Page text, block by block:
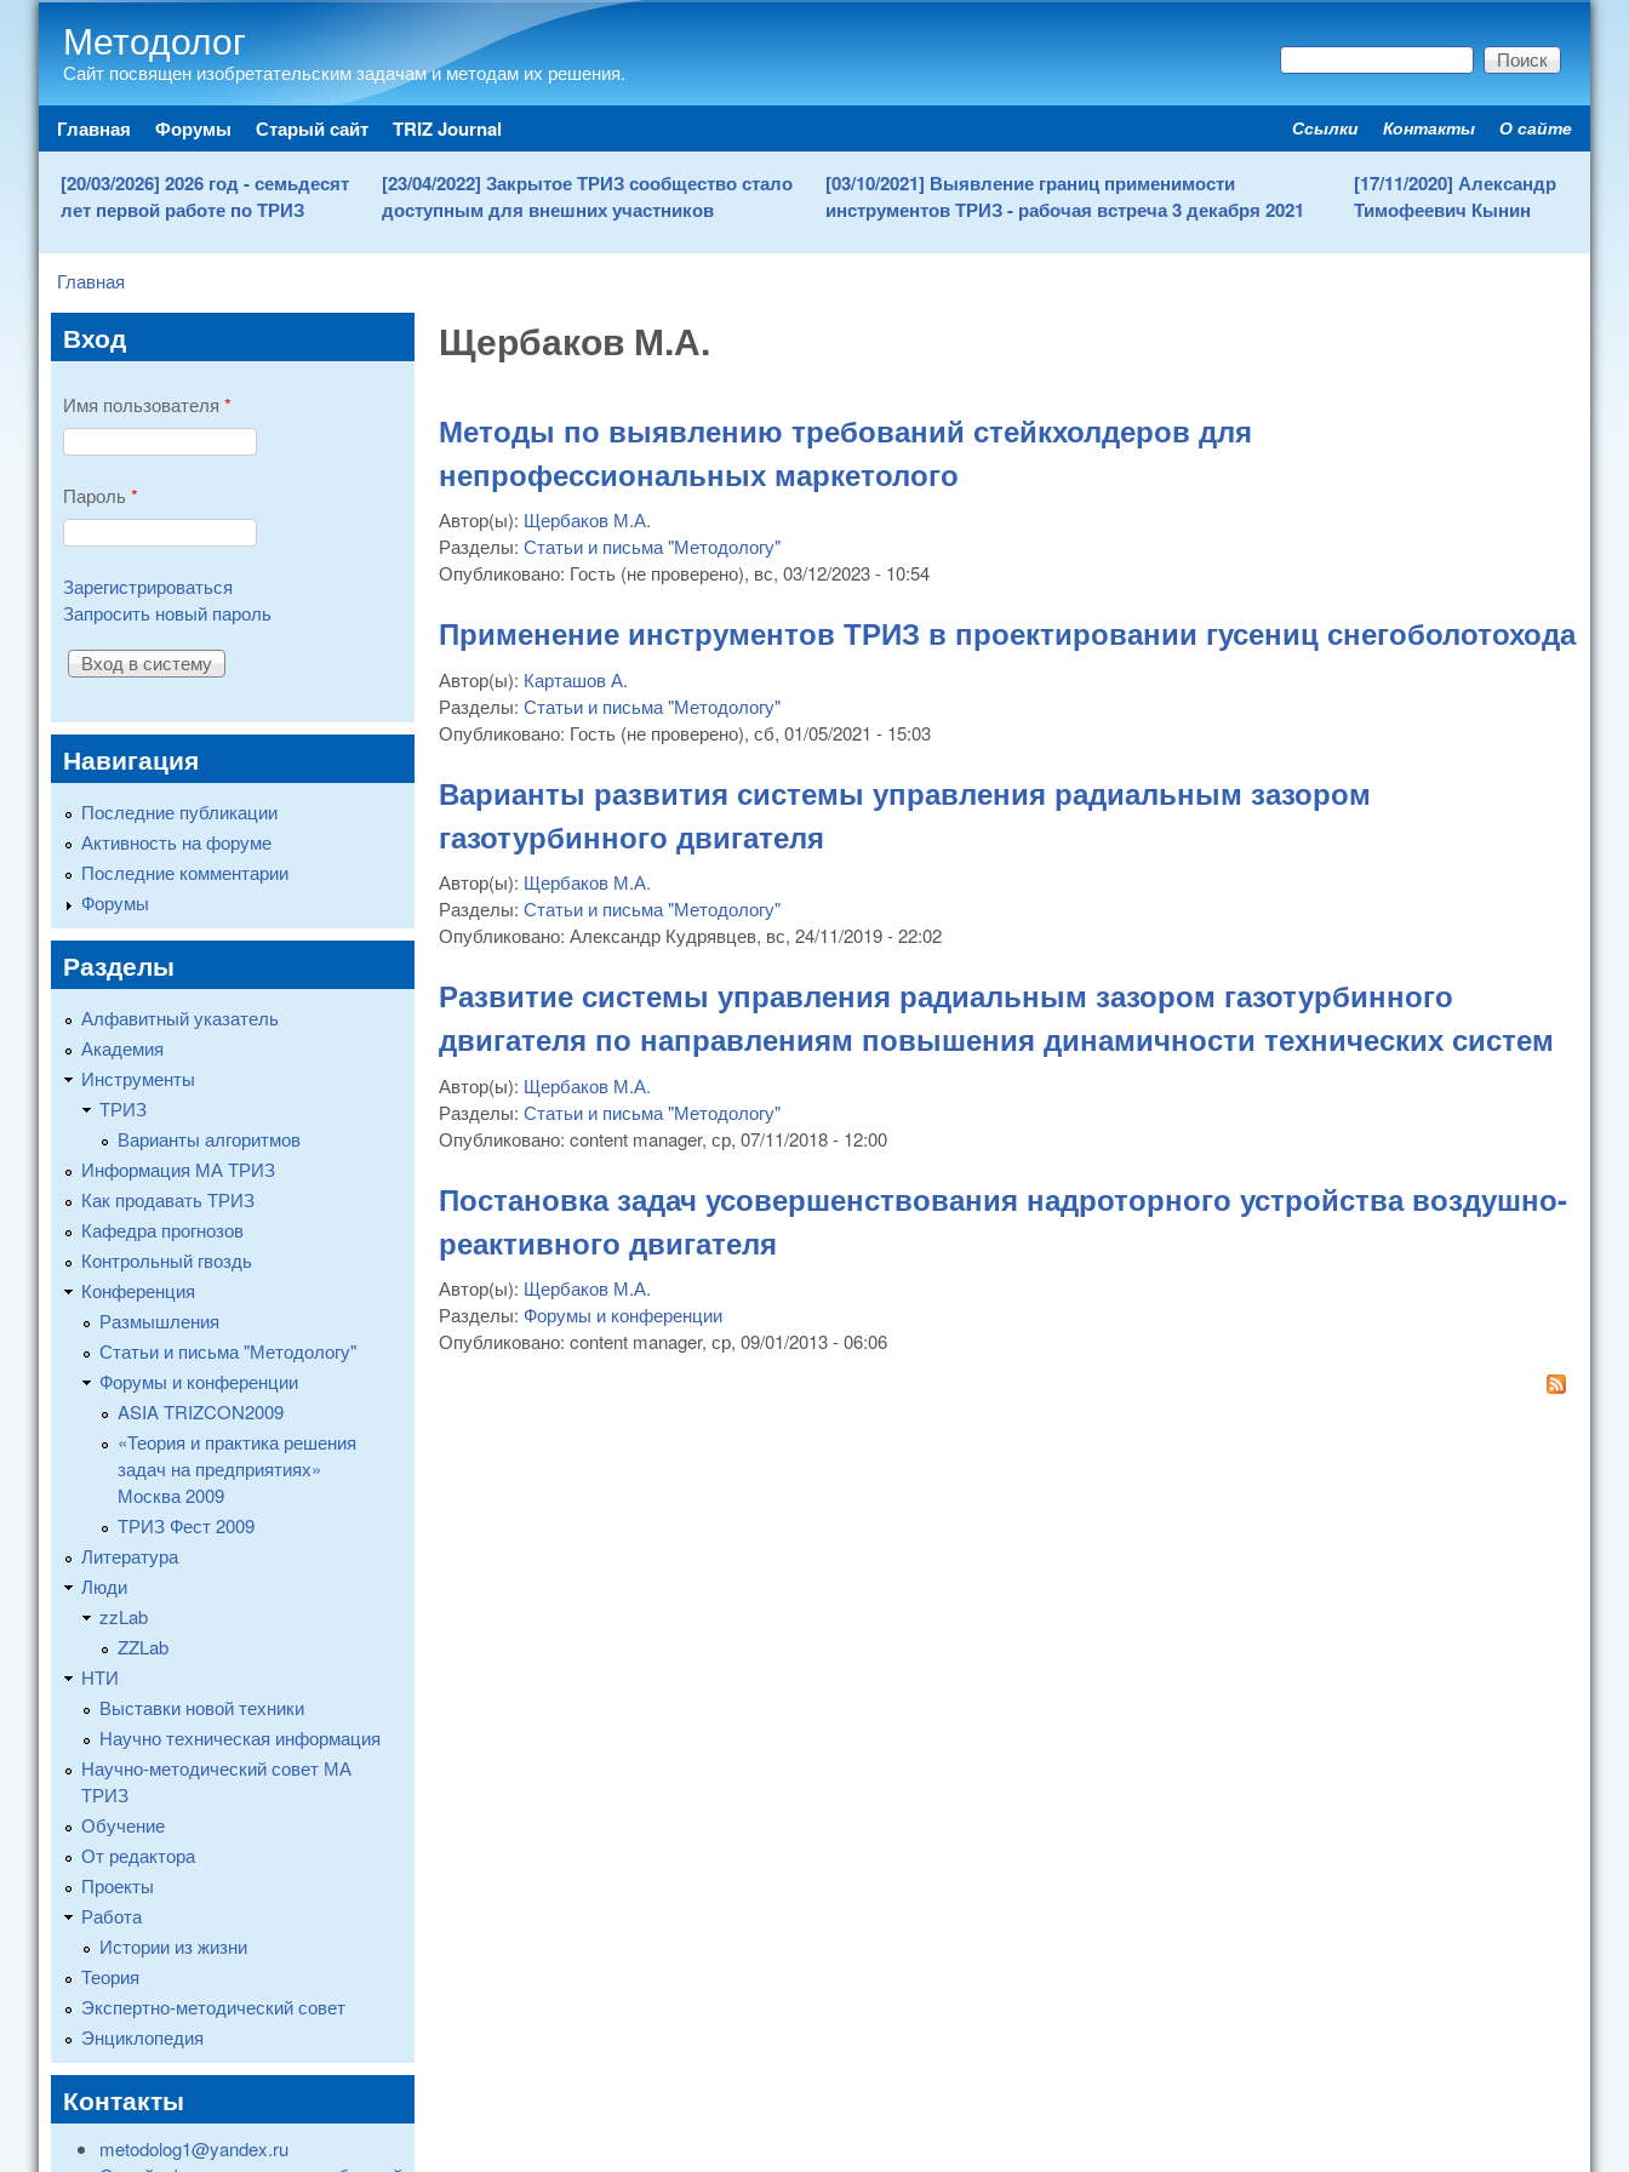
Методолог
Сайт посвящен изобретательским задачам и методам их решения. Форма поиска
Поиск
Main menu
Главная Форумы Старый сайт TRIZ Journal Secondary menu
Ссылки Контакты О сайте
[20/03/2026] 2026 год - семьдесят
лет первой работе по ТРИЗ
[23/04/2022] Закрытое ТРИЗ сообщество стало
доступным для внешних участников
[03/10/2021] Выявление границ применимости
инструментов ТРИЗ - рабочая встреча 3 декабря 2021
[17/11/2020] Александр
Тимофеевич Кынин
You are here
Главная
Щербаков М.А.
Методы по выявлению требований стейкхолдеров для
непрофессиональных маркетолого
Автор(ы): Щербаков М.А.
Разделы: Статьи и письма "Методологу"
Опубликовано: Гость (не проверено), вс, 03/12/2023 - 10:54
Применение инструментов ТРИЗ в проектировании гусениц снегоболотохода
Автор(ы): Карташов А.
Разделы: Статьи и письма "Методологу"
Опубликовано: Гость (не проверено), сб, 01/05/2021 - 15:03
Варианты развития системы управления радиальным зазором
газотурбинного двигателя
Автор(ы): Щербаков М.А.
Разделы: Статьи и письма "Методологу"
Опубликовано: Александр Кудрявцев, вс, 24/11/2019 - 22:02
Развитие системы управления радиальным зазором газотурбинного
двигателя по направлениям повышения динамичности технических систем
Автор(ы): Щербаков М.А.
Разделы: Статьи и письма "Методологу"
Опубликовано: content manager, ср, 07/11/2018 - 12:00
Постановка задач усовершенствования надроторного устройства воздушно-
реактивного двигателя
Автор(ы): Щербаков М.А.
Разделы: Форумы и конференции
Опубликовано: content manager, ср, 09/01/2013 - 06:06
Вход
Имя пользователя *
Пароль *
Зарегистрироваться
Запросить новый пароль
Навигация
Последние публикации
Активность на форуме
Последние комментарии
Форумы
Разделы
Алфавитный указатель
Академия
Инструменты
ТРИЗ
Варианты алгоритмов
Информация МА ТРИЗ
Как продавать ТРИЗ
Кафедра прогнозов
Контрольный гвоздь
Конференция
Размышления
Статьи и письма "Методологу"
Форумы и конференции
ASIA TRIZCON2009
«Теория и практика решения
задач на предприятиях»
Москва 2009
ТРИЗ Фест 2009
Литература
Люди
zzLab
ZZLab
НТИ
Выставки новой техники
Научно техническая информация
Научно-методический совет МА
ТРИЗ
Обучение
От редактора
Проекты
Работа
Истории из жизни
Теория
Экспертно-методический совет
Энциклопедия
Контакты
metodolog1@yandex.ru